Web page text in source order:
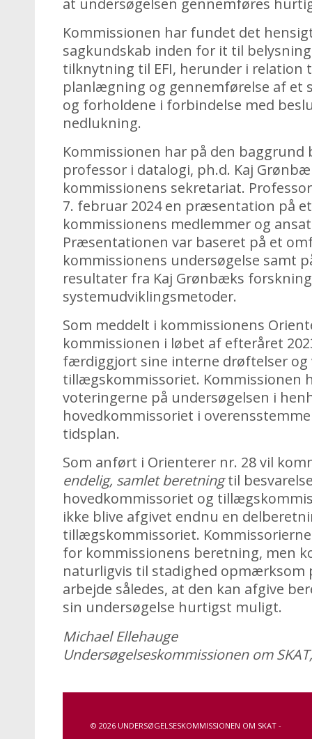
Kommissionen har fundet det
sagkundskab inden for it til
tilknytning til EFI, herunder i relation
planlægning og gennemførelse af et
og forholdene i forbindelse med
nedlukning.
Kommissionen har på den
professor i datalogi, ph.d. Kaj
kommissionens sekretariat.
7. februar 2024 en præsentation på
kommissionens medlemmer og
Præsentationen var baseret på et
kommissionens undersøgelse samt
resultater fra Kaj Grønbæks
systemudviklingsmetoder.
Som meddelt i kommissionens
kommissionen i løbet af efteråret
færdiggjort sine interne drøftelser og
tillægskommissoriet. Kommissionen
voteringerne på undersøgelsen i
hovedkommissoriet i
tidsplan.
Som anført i Orienterer nr. 28 vil
endelig, samlet beretningtil
hovedkommissoriet og
ikke blive afgivet endnu en
tillægskommissoriet.
for kommissionens beretning, men
naturligvis til stadighed
arbejde således, at den kan afgive
sin undersøgelse hurtigst muligt.
Michael Ellehauge
Undersøgelseskommissionen om
© 2026 UNDERSØGELSESKOMMISSIONEN OM SKAT -